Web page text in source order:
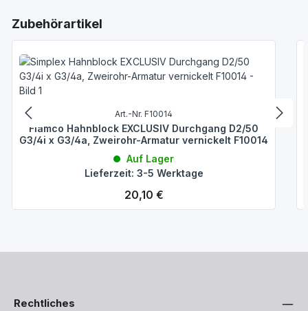
Produktgalerie überspringen
Zubehörartikel
Art.-Nr. F10014
Flamco Hahnblock EXCLUSIV Durchgang D2/50
G3/4i x G3/4a, Zweirohr-Armatur vernickelt F10014
Auf Lager
Lieferzeit: 3-5 Werktage
Regulärer Preis:
20,10 €
Rechtliches